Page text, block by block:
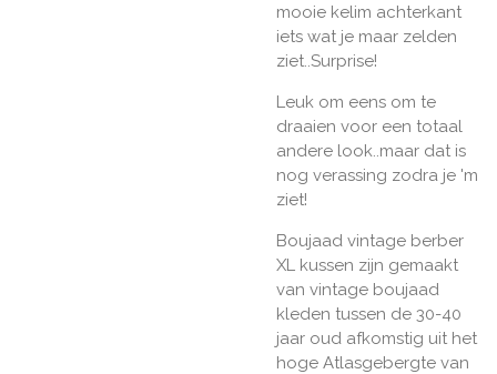
mooie kelim achterkant
iets wat je maar zelden
ziet..Surprise!
Leuk om eens om te
draaien voor een totaal
andere look..maar dat is
nog verassing zodra je 'm
ziet!
Boujaad vintage berber
XL kussen zijn gemaakt
van vintage boujaad
kleden tussen de 30-40
jaar oud afkomstig uit het
hoge Atlasgebergte van